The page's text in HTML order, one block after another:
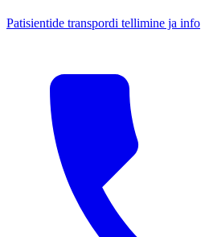
Patisientide transpordi tellimine ja info